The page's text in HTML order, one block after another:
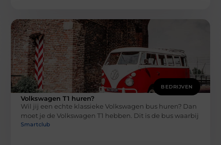
BEDRIJVEN
Volkswagen T1 huren?
Wil jij een echte klassieke Volkswagen bus huren? Dan
moet je de Volkswagen T1 hebben. Dit is de bus waarbij
Smartclub